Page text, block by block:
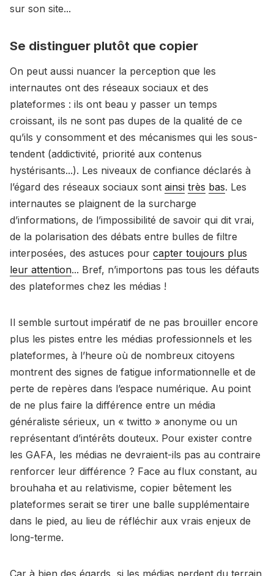
sur son site...
Se distinguer plutôt que copier
On peut aussi nuancer la perception que les
internautes ont des réseaux sociaux et des
plateformes : ils ont beau y passer un temps
croissant, ils ne sont pas dupes de la qualité de ce
qu’ils y consomment et des mécanismes qui les sous-
tendent (addictivité, priorité aux contenus
hystérisants...). Les niveaux de confiance déclarés à
l’égard des réseaux sociaux sont ainsi très bas. Les
internautes se plaignent de la surcharge
d’informations, de l’impossibilité de savoir qui dit vrai,
de la polarisation des débats entre bulles de filtre
interposées, des astuces pour capter toujours plus
leur attention... Bref, n’importons pas tous les défauts
des plateformes chez les médias !
Il semble surtout impératif de ne pas brouiller encore
plus les pistes entre les médias professionnels et les
plateformes, à l’heure où de nombreux citoyens
montrent des signes de fatigue informationnelle et de
perte de repères dans l’espace numérique. Au point
de ne plus faire la différence entre un média
généraliste sérieux, un « twitto » anonyme ou un
représentant d’intérêts douteux. Pour exister contre
les GAFA, les médias ne devraient-ils pas au contraire
renforcer leur différence ? Face au flux constant, au
brouhaha et au relativisme, copier bêtement les
plateformes serait se tirer une balle supplémentaire
dans le pied, au lieu de réfléchir aux vrais enjeux de
long-terme.
Car à bien des égards, si les médias perdent du terrain